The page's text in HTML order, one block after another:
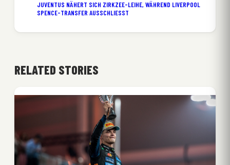
JUVENTUS NÄHERT SICH ZIRKZEE-LEIHE, WÄHREND LIVERPOOL
SPENCE-TRANSFER AUSSCHLIESST
RELATED STORIES